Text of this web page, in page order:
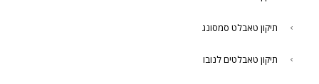
תיקון טאבלט סמסונג
תיקון טאבלטים לנובו